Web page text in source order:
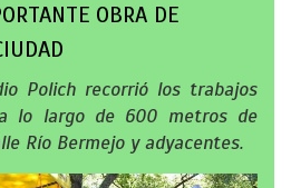
OBRA DE
Polich recorrió los trabajos
lo largo de 600 metros de
Río Bermejo y adyacentes.